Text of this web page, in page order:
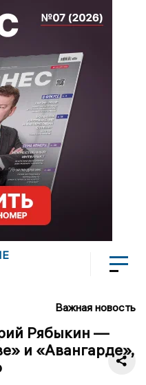
Важная новость
Рябыкин —
и «Авангарде»,